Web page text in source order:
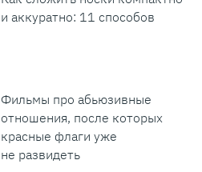
и аккуратно: 11 способов
Фильмы про абьюзивные
отношения, после которых
красные флаги уже
не развидеть